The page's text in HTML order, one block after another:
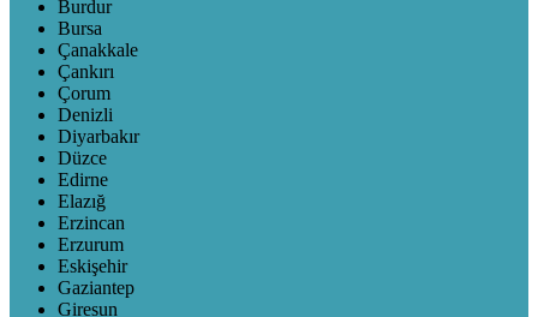
Burdur
Bursa
Çanakkale
Çankırı
Çorum
Denizli
Diyarbakır
Düzce
Edirne
Elazığ
Erzincan
Erzurum
Eskişehir
Gaziantep
Giresun